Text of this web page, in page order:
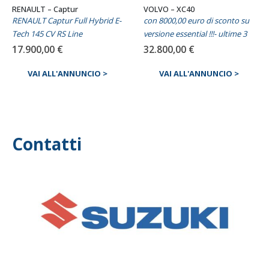
RENAULT – Captur
RENAULT Captur Full Hybrid E-
Tech 145 CV RS Line
17.900,00 €
VAI ALL'ANNUNCIO >
VOLVO – XC40
con 8000,00 euro di sconto su
versione essential !!!- ultime 3
32.800,00 €
VAI ALL'ANNUNCIO >
Contatti